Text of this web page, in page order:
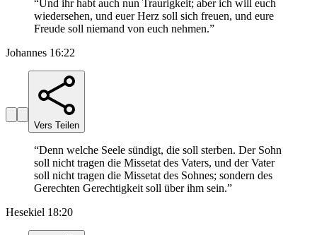
“Und ihr habt auch nun Traurigkeit; aber ich will euch
wiedersehen, und euer Herz soll sich freuen, und eure
Freude soll niemand von euch nehmen.”
Johannes 16:22
Vers Teilen
“Denn welche Seele sündigt, die soll sterben. Der Sohn
soll nicht tragen die Missetat des Vaters, und der Vater
soll nicht tragen die Missetat des Sohnes; sondern des
Gerechten Gerechtigkeit soll über ihm sein.”
Hesekiel 18:20